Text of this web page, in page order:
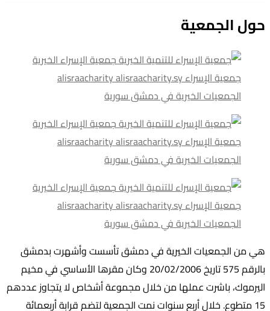
حول الجمعية
هي من الجمعيات الخيرية في دمشق تأسست وأشهرت بدمشق
بالرقم 575 تاريخ 20/02/2006 وكان مقرها الأساسي في مخيم
اليرموك، باشرت عملها من خلال مجموعة أشخاص لا يتجاوز عددهم
15 متطوع. خلال أربع سنوات نمت الجمعية لتضم قرابة أربعمائة